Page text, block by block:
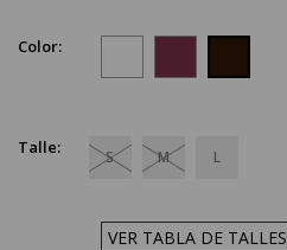
Color:
Talle: S M L
VER TABLA DE TALLES